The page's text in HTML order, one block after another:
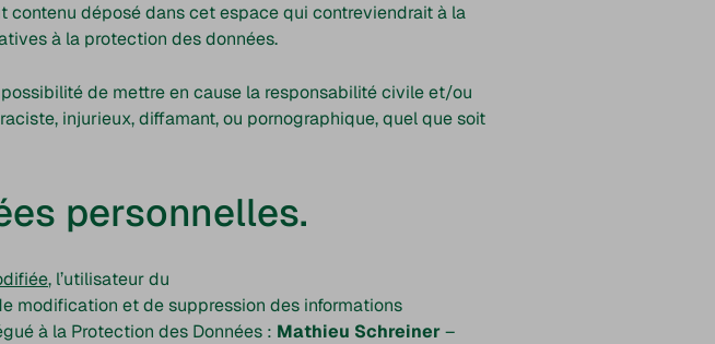
contenu déposé dans cet espace qui contreviendrait à la
à la protection des données.
de mettre en cause la responsabilité civile et/ou
injurieux, diffamant, ou pornographique, quel que soit
personnelles.
, l’utilisateur du
modification et de suppression des informations
à la Protection des Données : Mathieu Schreiner–